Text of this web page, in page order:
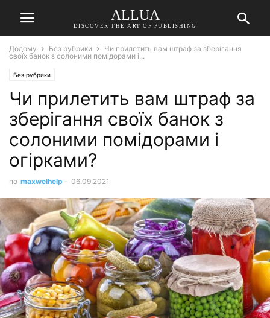
ALLUA
DISCOVER THE ART OF PUBLISHING
Додому Без рубрики
Чи прилетить вам штраф за зберігання
своїх банок з солоними помідорами і...
Без рубрики
Чи прилетить вам штраф за
зберігання своїх банок з
солоними помідорами і
огірками?
по maxwelhelp - 06.09.2021